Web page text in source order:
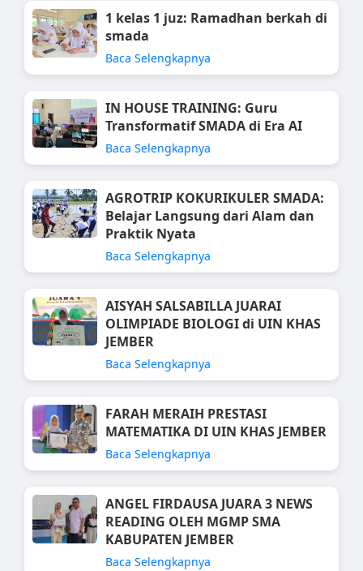
1 kelas 1 juz: Ramadhan berkah di
smada
Baca Selengkapnya
IN HOUSE TRAINING: Guru
Transformatif SMADA di Era AI
Baca Selengkapnya
AGROTRIP KOKURIKULER SMADA:
Belajar Langsung dari Alam dan
Praktik Nyata
Baca Selengkapnya
AISYAH SALSABILLA JUARAI
OLIMPIADE BIOLOGI di UIN KHAS
JEMBER
Baca Selengkapnya
FARAH MERAIH PRESTASI
MATEMATIKA DI UIN KHAS JEMBER
Baca Selengkapnya
ANGEL FIRDAUSA JUARA 3 NEWS
READING OLEH MGMP SMA
KABUPATEN JEMBER
Baca Selengkapnya